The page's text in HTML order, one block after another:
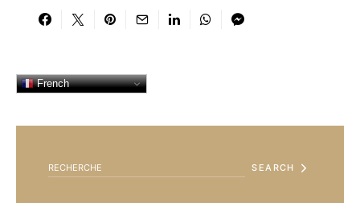
French
SEARCH